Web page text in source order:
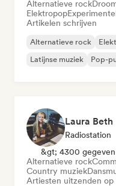
Alternatieve rock
Elektropop
Artikelen schrijven
Alternatieve rock
Latijnse muziek
Pop-
Laura Beth
Radiostation
&gt; 4300
Alternatieve rock
Country muziek
Artiesten uitzenden op